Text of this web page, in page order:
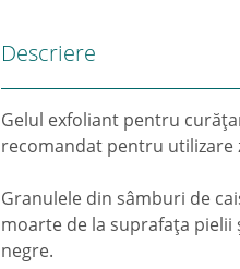
Descriere
Gelul exfoliant pentru
recomandat pentru utilizare
Granulele din sâmburi de
moarte de la suprafaţa
negre.